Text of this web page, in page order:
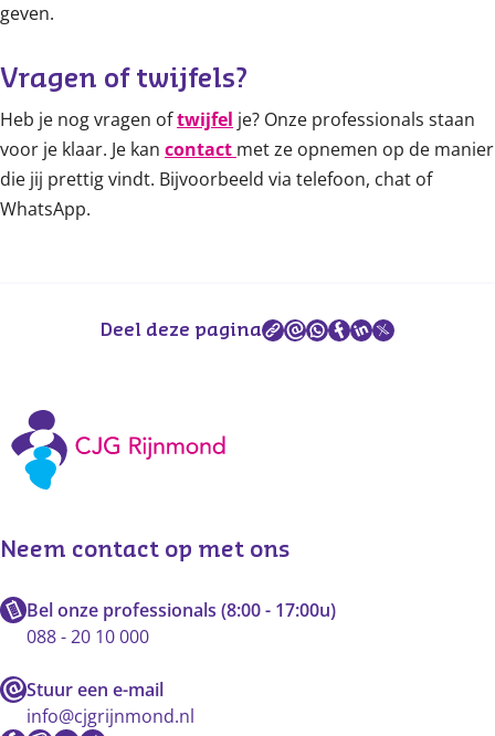
geven.
Vragen of twijfels?
Heb je nog vragen oftwijfel je? Onze professionals staan
voor je klaar. Je kan contact met ze opnemen op de manier
die jij prettig vindt. Bijvoorbeeld via telefoon, chat of
WhatsApp.
Deel deze pagina
Vaccinaties CJG Rijnmond
Neem contact op met ons
Bel onze professionals (8:00 - 17:00u)
088 - 20 10 000
Stuur een e-mail
info@cjgrijnmond.nl